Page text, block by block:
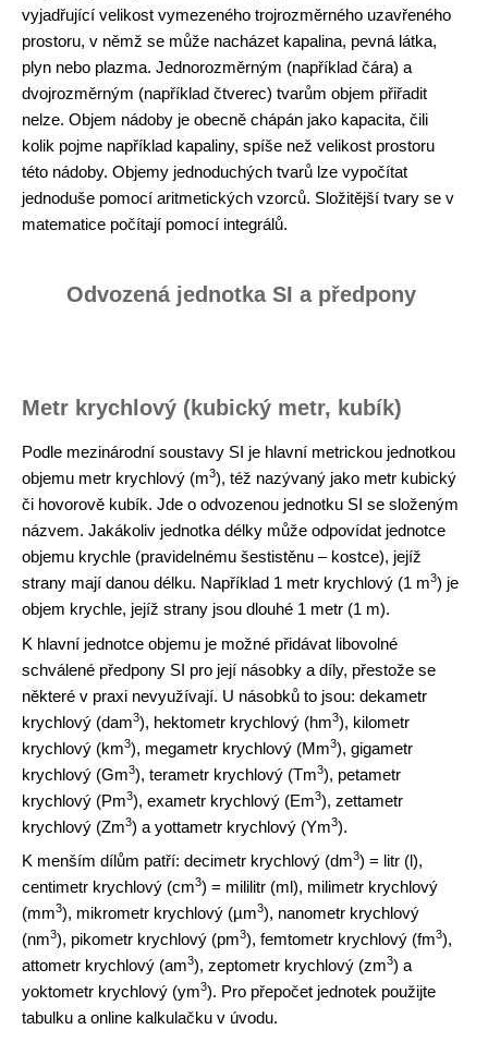
vyjadřující velikost vymezeného trojrozměrného uzavřeného
prostoru, v němž se může nacházet kapalina, pevná látka,
plyn nebo plazma. Jednorozměrným (například čára) a
dvojrozměrným (například čtverec) tvarům objem přiřadit
nelze. Objem nádoby je obecně chápán jako kapacita, čili
kolik pojme například kapaliny, spíše než velikost prostoru
této nádoby. Objemy jednoduchých tvarů lze vypočítat
jednoduše pomocí aritmetických vzorců. Složitější tvary se v
matematice počítají pomocí integrálů.
Odvozená jednotka SI a předpony
Metr krychlový (kubický metr, kubík)
Podle mezinárodní soustavy SI je hlavní metrickou jednotkou
objemu metr krychlový (m3), též nazývaný jako metr kubický
či hovorově kubík. Jde o odvozenou jednotku SI se složeným
názvem. Jakákoliv jednotka délky může odpovídat jednotce
objemu krychle (pravidelnému šestistěnu – kostce), jejíž
strany mají danou délku. Například 1 metr krychlový (1 m3) je
objem krychle, jejíž strany jsou dlouhé 1 metr (1 m).
K hlavní jednotce objemu je možné přidávat libovolné
schválené předpony SI pro její násobky a díly, přestože se
některé v praxi nevyužívají. U násobků to jsou: dekametr
krychlový (dam3), hektometr krychlový (hm3), kilometr
krychlový (km3), megametr krychlový (Mm3), gigametr
krychlový (Gm3), terametr krychlový (Tm3), petametr
krychlový (Pm3), exametr krychlový (Em3), zettametr
krychlový (Zm3) a yottametr krychlový (Ym3).
K menším dílům patří: decimetr krychlový (dm3) = litr (l),
centimetr krychlový (cm3) = mililitr (ml), milimetr krychlový
(mm3), mikrometr krychlový (µm3), nanometr krychlový
(nm3), pikometr krychlový (pm3), femtometr krychlový (fm3),
attometr krychlový (am3), zeptometr krychlový (zm3) a
yoktometr krychlový (ym3). Pro přepočet jednotek použijte
tabulku a online kalkulačku v úvodu.